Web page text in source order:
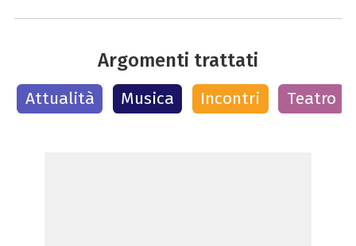
Argomenti trattati
Attualità Musica Incontri Teatro